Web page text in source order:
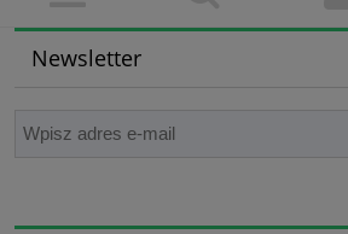
Newsletter